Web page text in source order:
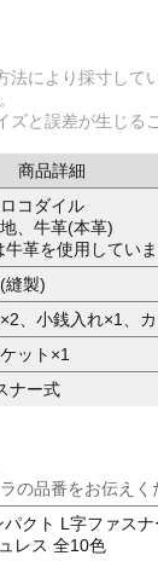
により採寸して
と誤差が生じる
商品詳細
コダイル
、牛革(本革)
牛革を使用してい
縫製)
、小銭入れ×1、
ット×1
ナー式
の品番をお伝えく
クト L字ファス
レス 全10色